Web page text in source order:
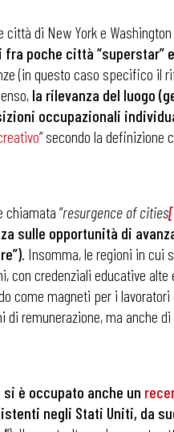
di New York e Washington
fra poche città “superstar”
(in questo caso specifico il
la rilevanza del luogo
occupazionali
” secondo la definizione
chiamata “resurgence of cities
sulle opportunità di
. Insomma, le regioni in cui
con credenziali educative
come magneti per i
di remunerazione, ma anche
è occupato anche un
negli Stati Uniti, da